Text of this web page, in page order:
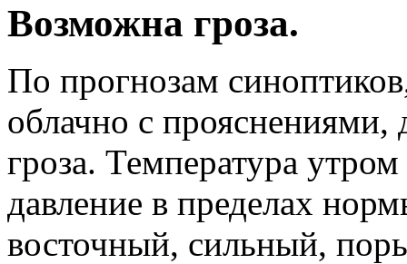
Возможна гроза.
По прогнозам
облачно с
гроза. Температура
давление в пределах
восточный, сильный,